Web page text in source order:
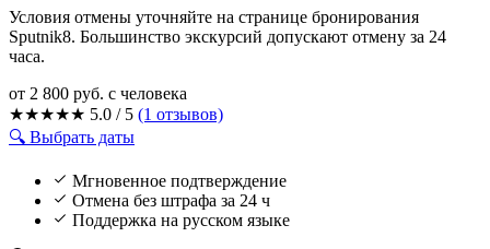
Условия отмены уточняйте на странице бронирования
Sputnik8. Большинство экскурсий допускают отмену за 24
часа.
от 2 800 руб. с человека
★★★★★ 5.0 / 5 (1 отзывов)
🔍 Выбрать даты
Мгновенное подтверждение
Отмена без штрафа за 24 ч
Поддержка на русском языке